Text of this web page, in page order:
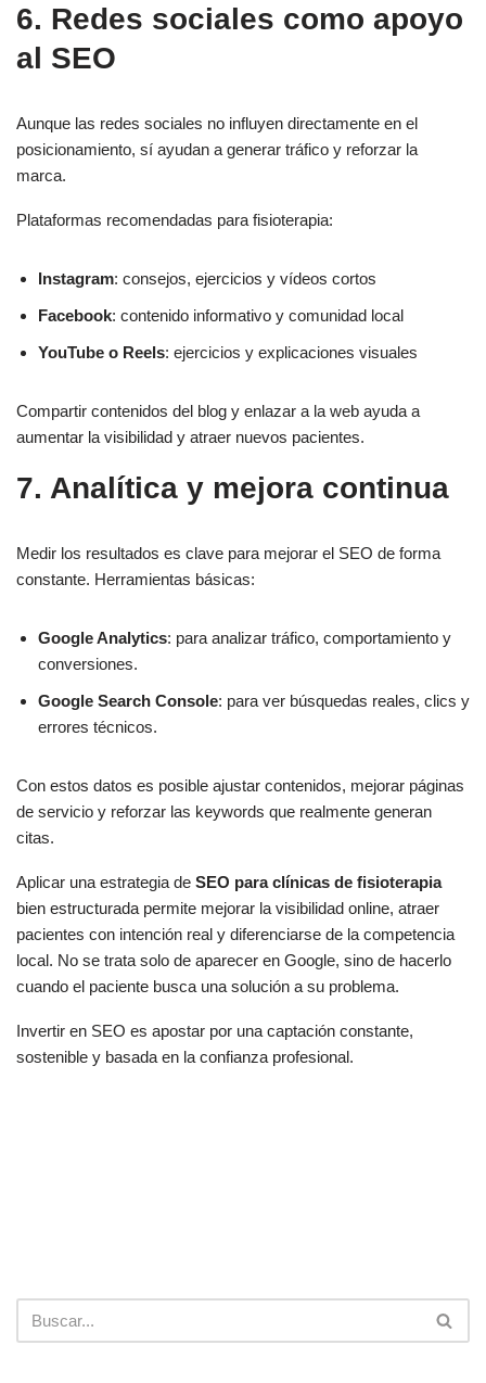
6. Redes sociales como apoyo
al SEO
Aunque las redes sociales no influyen directamente en el
posicionamiento, sí ayudan a generar tráfico y reforzar la
marca.
Plataformas recomendadas para fisioterapia:
Instagram: consejos, ejercicios y vídeos cortos
Facebook: contenido informativo y comunidad local
YouTube o Reels: ejercicios y explicaciones visuales
Compartir contenidos del blog y enlazar a la web ayuda a
aumentar la visibilidad y atraer nuevos pacientes.
7. Analítica y mejora continua
Medir los resultados es clave para mejorar el SEO de forma
constante. Herramientas básicas:
Google Analytics: para analizar tráfico, comportamiento y
conversiones.
Google Search Console: para ver búsquedas reales, clics y
errores técnicos.
Con estos datos es posible ajustar contenidos, mejorar páginas
de servicio y reforzar las keywords que realmente generan
citas.
Aplicar una estrategia de SEO para clínicas de fisioterapia
bien estructurada permite mejorar la visibilidad online, atraer
pacientes con intención real y diferenciarse de la competencia
local. No se trata solo de aparecer en Google, sino de hacerlo
cuando el paciente busca una solución a su problema.
Invertir en SEO es apostar por una captación constante,
sostenible y basada en la confianza profesional.